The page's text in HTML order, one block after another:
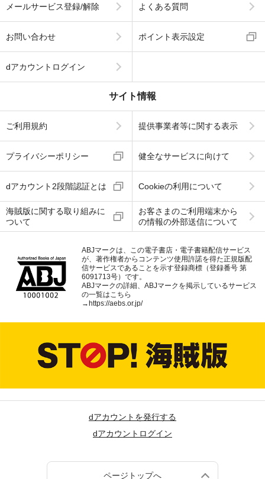
メールサービス登録/解除 よくある質問
お問い合わせ ポイント表示設定
dアカウントログイン
サイト情報
ご利用規約 提供事業者等に関する表示
プライバシーポリシー 健全なサービスに向けて
dアカウント2段階認証とは Cookieの利用について
海賊版に関する取り組みに
ついて
お客さまのご利用端末から
の情報の外部送信について
ABJマークは、この電子書店・電子書籍配信サービス
が、著作権者からコンテンツ使用許諾を得た正規版配
信サービスであることを示す登録商標（登録番号 第
6091713号）です。
ABJマークの詳細、ABJマークを掲示しているサービス
の一覧はこちら
→ https://aebs.or.jp/
dアカウントを発行する
dアカウントログイン
ページトップへ